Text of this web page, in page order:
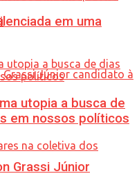
Grassi Júnior
em uma
utopia a busca de
em nossos políticos